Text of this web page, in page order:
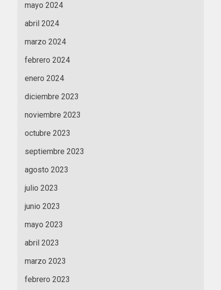
mayo 2024
abril 2024
marzo 2024
febrero 2024
enero 2024
diciembre 2023
noviembre 2023
octubre 2023
septiembre 2023
agosto 2023
julio 2023
junio 2023
mayo 2023
abril 2023
marzo 2023
febrero 2023